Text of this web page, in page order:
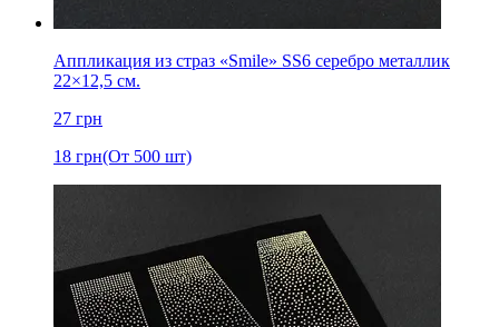
Аппликация из страз «Smile» SS6 серебро металлик
22×12,5 см.
27 грн
18 грн(От 500 шт)